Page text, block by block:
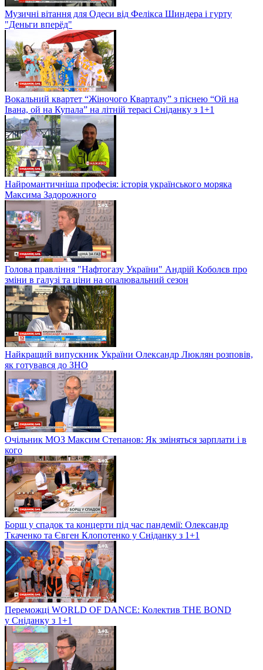
Музичні вітання для Одеси від Фелікса Шиндера і гурту
"Деньги вперёд"
Вокальний квартет “Жіночого Кварталу” з піснею “Ой на
Івана, ой на Купала” на літній терасі Сніданку з 1+1
Найромантичніша професія: історія українського моряка
Максима Задорожного
Голова правління "Нафтогазу України" Андрій Коболєв про
зміни в галузі та ціни на опалювальний сезон
Найкращий випускник України Олександр Люклян розповів,
як готувався до ЗНО
Очільник МОЗ Максим Степанов: Як зміняться зарплати і в
кого
Борщ у спадок та концерти під час пандемії: Олександр
Ткаченко та Євген Клопотенко у Сніданку з 1+1
Переможці WORLD OF DANCE: Колектив THE BOND
у Сніданку з 1+1